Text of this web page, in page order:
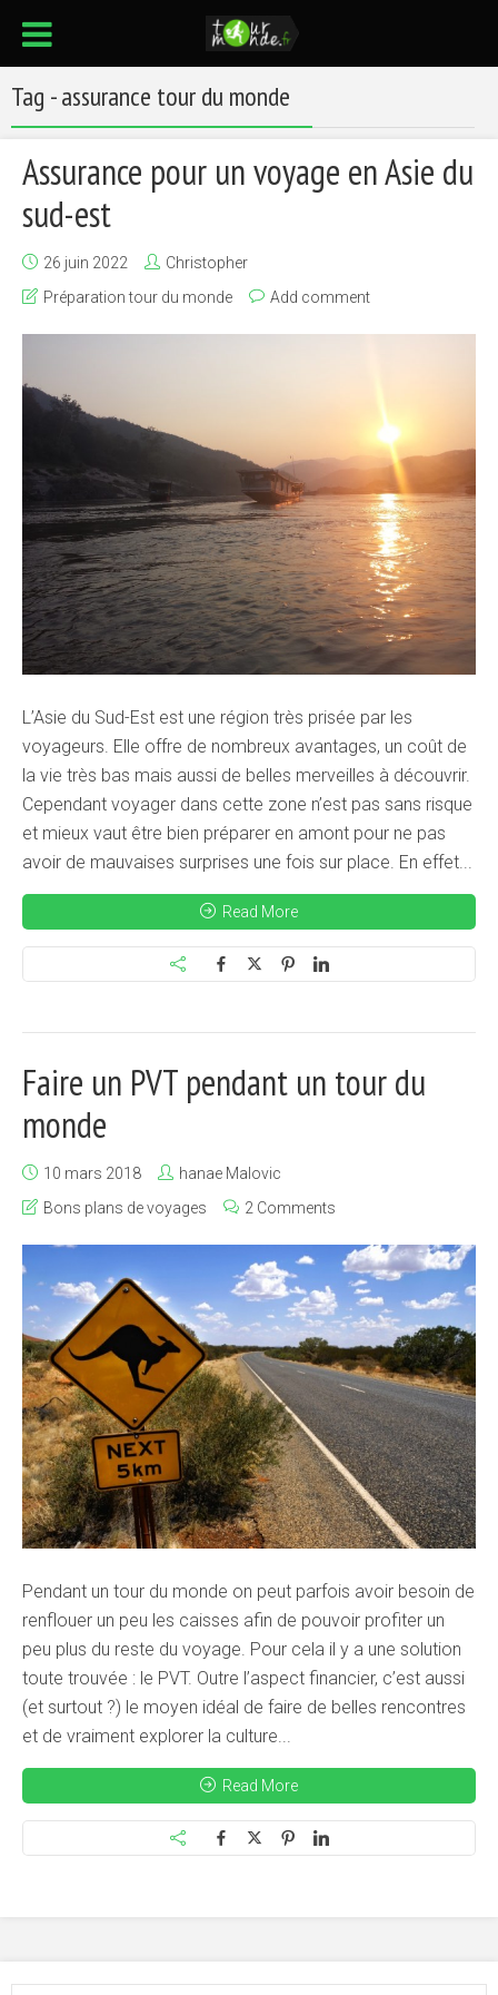
Tag - assurance tour du monde
Assurance pour un voyage en Asie du
sud-est
26 juin 2022
Christopher
Préparation tour du monde
Add comment
L’Asie du Sud-Est est une région très prisée par les
voyageurs. Elle offre de nombreux avantages, un coût de
la vie très bas mais aussi de belles merveilles à découvrir.
Cependant voyager dans cette zone n’est pas sans risque
et mieux vaut être bien préparer en amont pour ne pas
avoir de mauvaises surprises une fois sur place. En effet...
Read More
Faire un PVT pendant un tour du
monde
10 mars 2018
hanae Malovic
Bons plans de voyages
2 Comments
Pendant un tour du monde on peut parfois avoir besoin de
renflouer un peu les caisses afin de pouvoir profiter un
peu plus du reste du voyage. Pour cela il y a une solution
toute trouvée : le PVT. Outre l’aspect financier, c’est aussi
(et surtout ?) le moyen idéal de faire de belles rencontres
et de vraiment explorer la culture...
Read More